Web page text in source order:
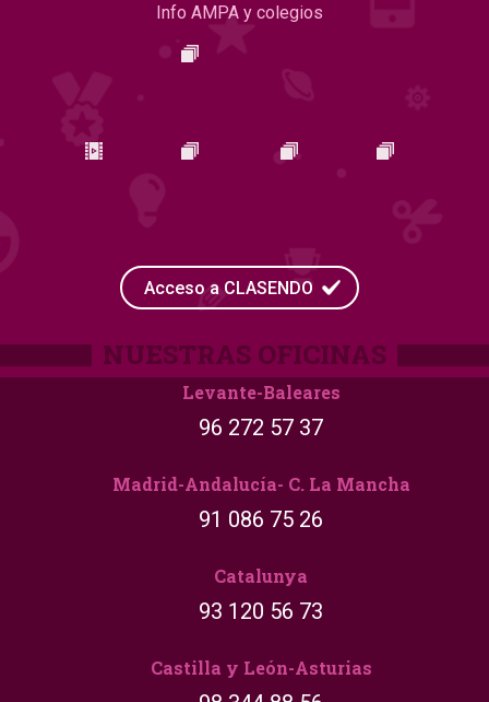
Info AMPA y colegios
Acceso a CLASENDO
Levante-Baleares
96 272 57 37
Madrid-Andalucía- C. La Mancha
91 086 75 26
Catalunya
93 120 56 73
Castilla y León-Asturias